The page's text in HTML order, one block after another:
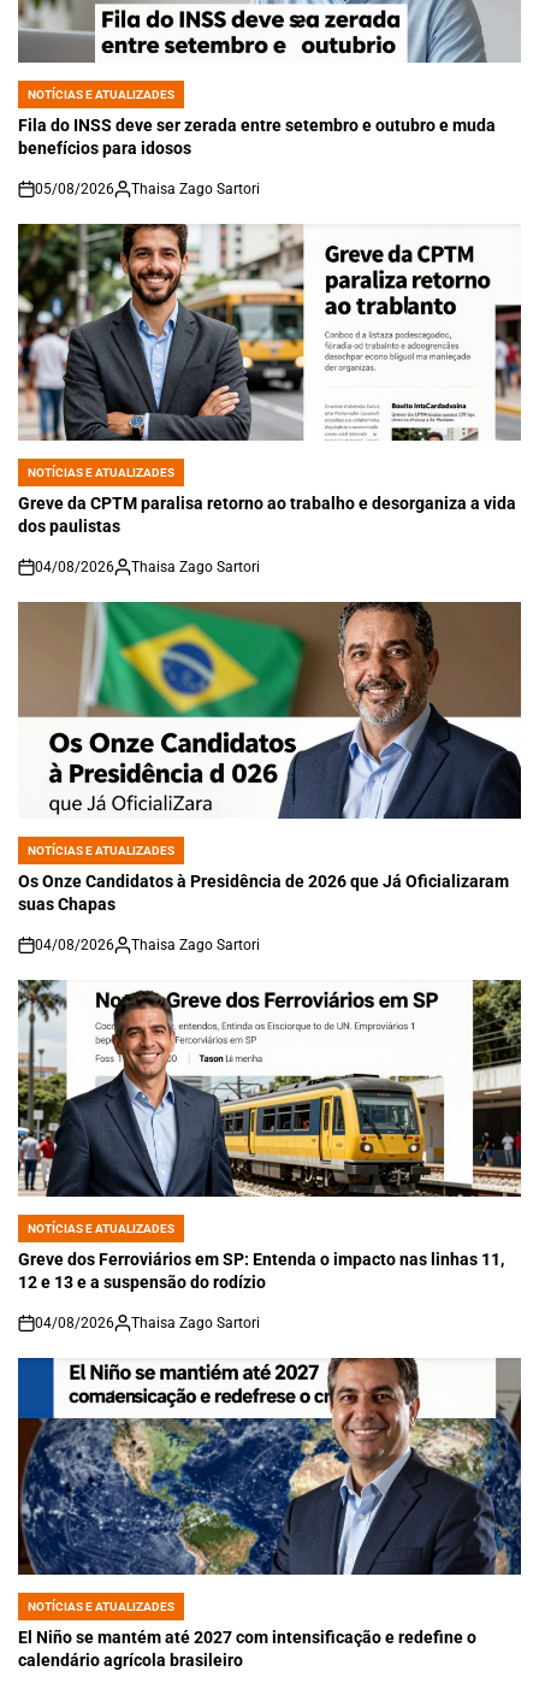
POSTED
IN
NOTÍCIAS E ATUALIZADES
Fila do INSS deve ser zerada entre setembro e outubro e muda
benefícios para idosos
on
05/08/2026 Thaisa Zago Sartori
POSTED
IN
NOTÍCIAS E ATUALIZADES
Greve da CPTM paralisa retorno ao trabalho e desorganiza a vida
dos paulistas
on
04/08/2026 Thaisa Zago Sartori
POSTED
IN
NOTÍCIAS E ATUALIZADES
Os Onze Candidatos à Presidência de 2026 que Já Oficializaram
suas Chapas
on
04/08/2026 Thaisa Zago Sartori
POSTED
IN
NOTÍCIAS E ATUALIZADES
Greve dos Ferroviários em SP: Entenda o impacto nas linhas 11,
12 e 13 e a suspensão do rodízio
on
04/08/2026 Thaisa Zago Sartori
POSTED
IN
NOTÍCIAS E ATUALIZADES
El Niño se mantém até 2027 com intensificação e redefine o
calendário agrícola brasileiro